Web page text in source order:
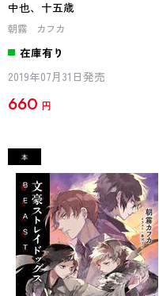
中也、十五歳
朝霧 カフカ
在庫有り
2019年07月31日発売
660 円